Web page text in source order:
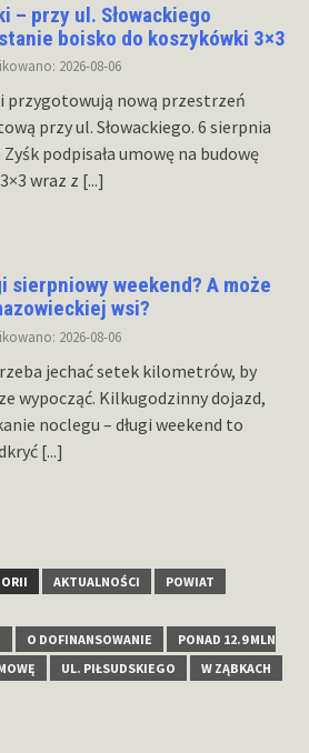
– przy ul. Słowackiego
boisko do koszykówki 3×3
2026-08-06
przygotowują nową przestrzeń
przy ul. Słowackiego. 6 sierpnia
podpisała umowę na budowę
wraz z [...]
sierpniowy weekend? A może
wsi?
2026-08-06
jechać setek kilometrów, by
wypocząć. Kilkugodzinny dojazd,
noclegu – długi weekend to
[...]
AKTUALNOŚCI
POWIAT
O DOFINANSOWANIE
PONAD 12.9 MLN
UL. PIŁSUDSKIEGO W ZĄBKACH